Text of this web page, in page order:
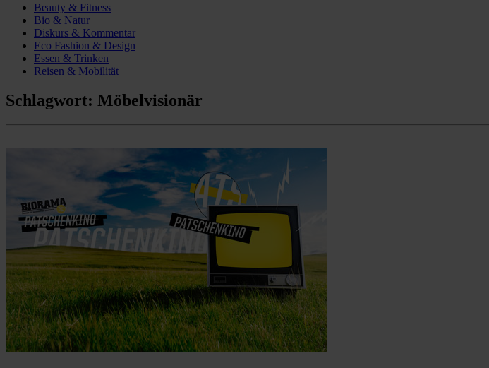
Beauty & Fitness
Bio & Natur
Diskurs & Kommentar
Eco Fashion & Design
Essen & Trinken
Reisen & Mobilität
Schlagwort: Möbelvisionär